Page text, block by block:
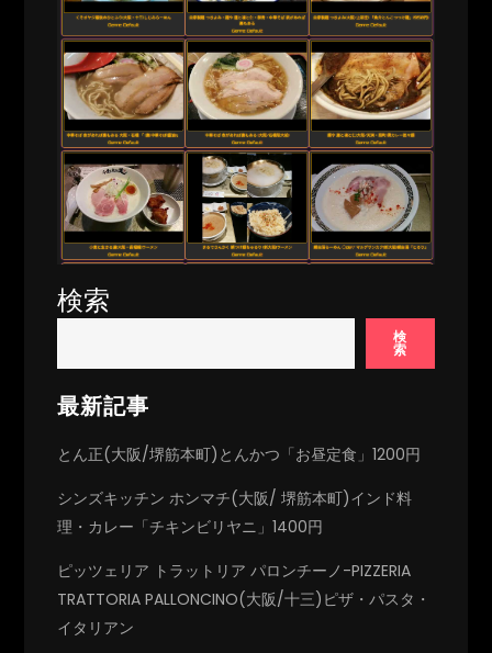
検索
検
索
最新記事
とん正(大阪/堺筋本町)とんかつ「お昼定食」1200円
シンズキッチン ホンマチ(大阪/ 堺筋本町)インド料
理・カレー「チキンビリヤニ」1400円
ピッツェリア トラットリア パロンチーノ-PIZZERIA
TRATTORIA PALLONCINO(大阪/十三)ピザ・パスタ・
イタリアン